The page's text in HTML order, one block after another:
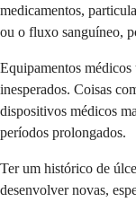
medicamentos,
ou o fluxo sanguíneo,
Equipamentos médicos
inesperados. Coisas
dispositivos médicos
períodos prolongados.
Ter um histórico de
desenvolver novas,